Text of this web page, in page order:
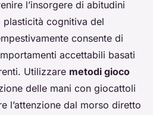
l’insorgere di abitudini
plasticità cognitiva del
consente di
accettabili basati
Utilizzare metodi gioco
delle mani con giocattoli
l’attenzione dal morso diretto